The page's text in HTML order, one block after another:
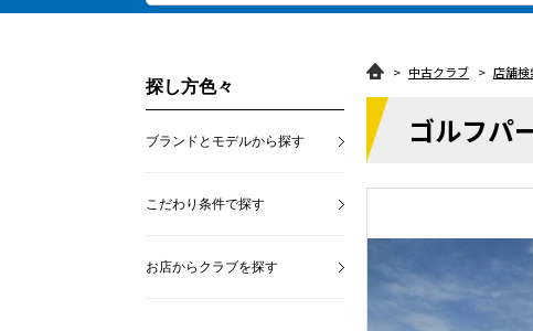
> 中古クラブ > 店舗検
ゴルフパ
探し方色々
ブランドとモデルから探す
こだわり条件で探す
お店からクラブを探す